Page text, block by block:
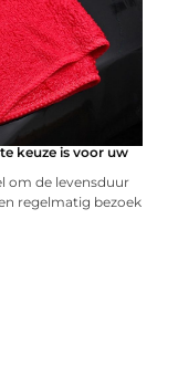
keuze is voor uw
om de levensduur
regelmatig bezoek